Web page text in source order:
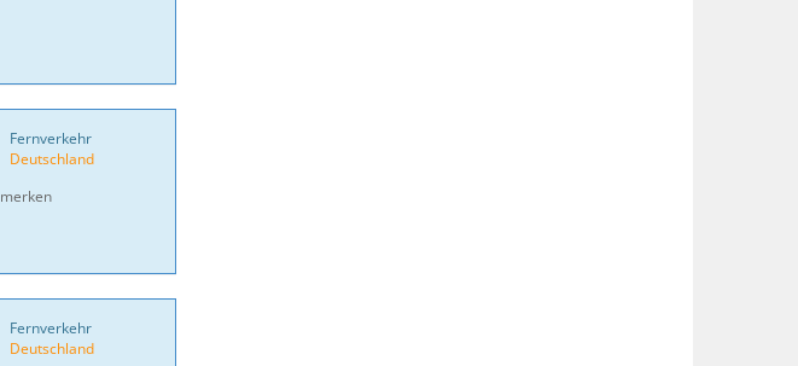
Fernverkehr
Deutschland
merken
Fernverkehr
Deutschland